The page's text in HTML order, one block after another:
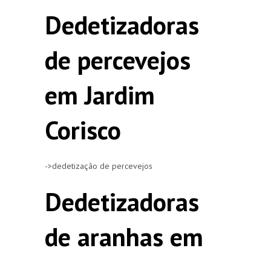
Dedetizadoras
de percevejos
em Jardim
Corisco
->dedetização de percevejos
Dedetizadoras
de aranhas em